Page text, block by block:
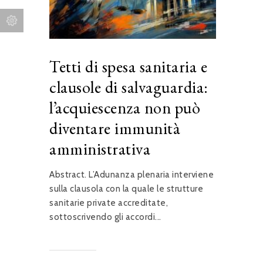
Tetti di spesa sanitaria e
clausole di salvaguardia:
l’acquiescenza non può
diventare immunità
amministrativa
Abstract. L’Adunanza plenaria interviene
sulla clausola con la quale le strutture
sanitarie private accreditate,
sottoscrivendo gli accordi...